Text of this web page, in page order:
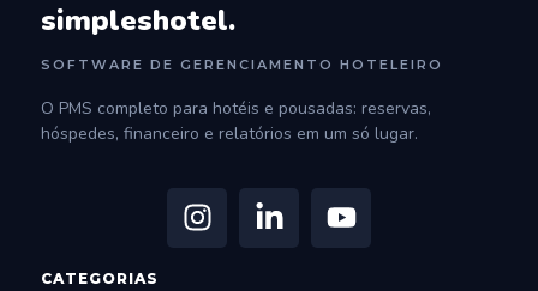
simpleshotel.
SOFTWARE DE GERENCIAMENTO HOTELEIRO
O PMS completo para hotéis e pousadas: reservas,
hóspedes, financeiro e relatórios em um só lugar.
CATEGORIAS